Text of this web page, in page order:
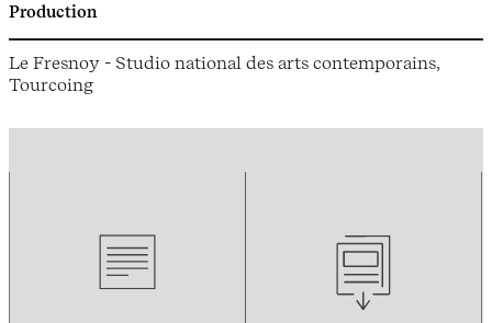
Production
Le Fresnoy - Studio national des arts contemporains,
Tourcoing